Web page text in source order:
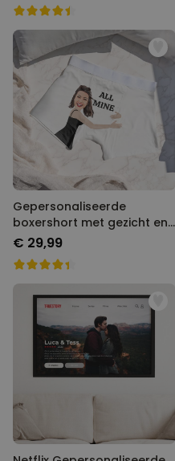
Gepersonaliseerde
boxershort met gezicht en
tekst
€ 29,99